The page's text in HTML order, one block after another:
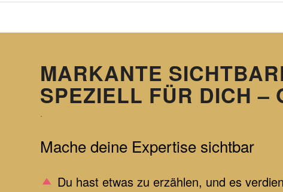
MARKANTE
SPEZIELL FÜR DICH –
.
Mache deine Expertise sichtbar
Du hast etwas zu erzählen, und es